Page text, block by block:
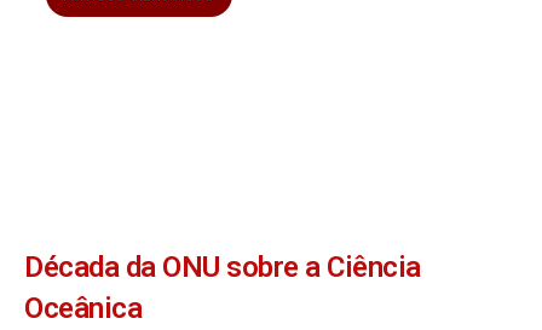
Década da ONU sobre a Ciência
Oceânica